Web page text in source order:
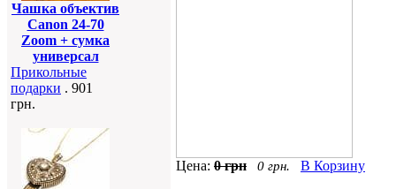
Чашка объектив
Canon 24-70
Zoom + сумка
универсал
Прикольные
подарки . 901
грн.
Цена: 0 грн 0 грн. В Корзину